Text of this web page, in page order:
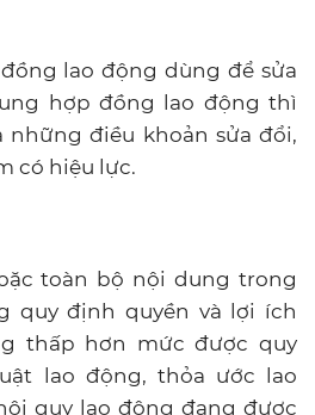
lao động dùng để sửa
hợp đồng lao động thì
những điều khoản sửa đổi,
có hiệu lực.
toàn bộ nội dung trong
quy định quyền và lợi ích
thấp hơn mức được quy
lao động, thỏa ước lao
quy lao động đang được